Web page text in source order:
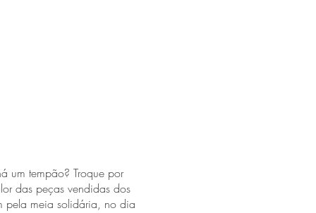
um tempão? Troque por
das peças vendidas dos
pela meia solidária, no dia